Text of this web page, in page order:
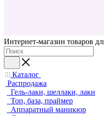
Интернет-магазин товаров
Каталог
Распродажа
Гель-лаки, шеллаки, лаки
Топ, база, праймер
Аппаратный маникюр